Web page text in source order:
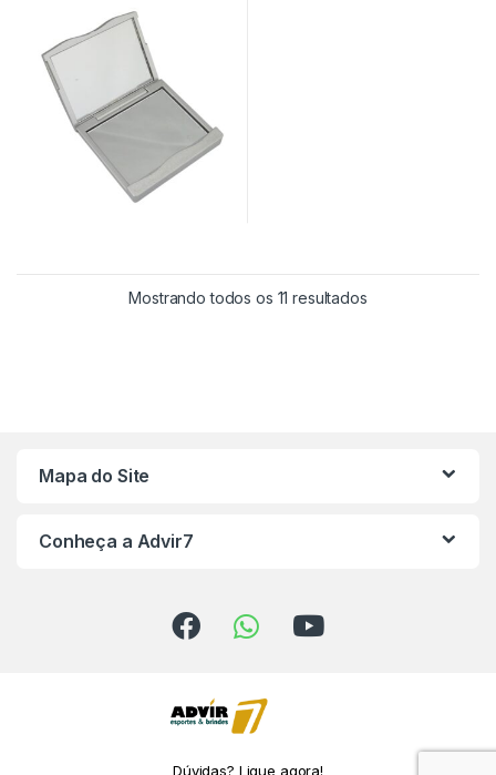
Mostrando todos os 11 resultados
Mapa do Site
Conheça a Advir7
Dúvidas? Ligue agora!